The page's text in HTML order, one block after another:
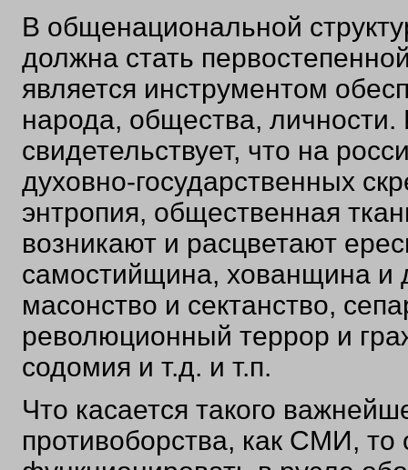
В общенациональной
должна стать
является инструментом
народа, общества, личности.
свидетельствует, что на
духовно-государственных
энтропия, общественная
возникают и расцветают
самостийщина, хованщина и
масонство и сектанство,
революционный террор и
содомия и т.д. и т.п.
Что касается такого
противоборства, как СМИ,